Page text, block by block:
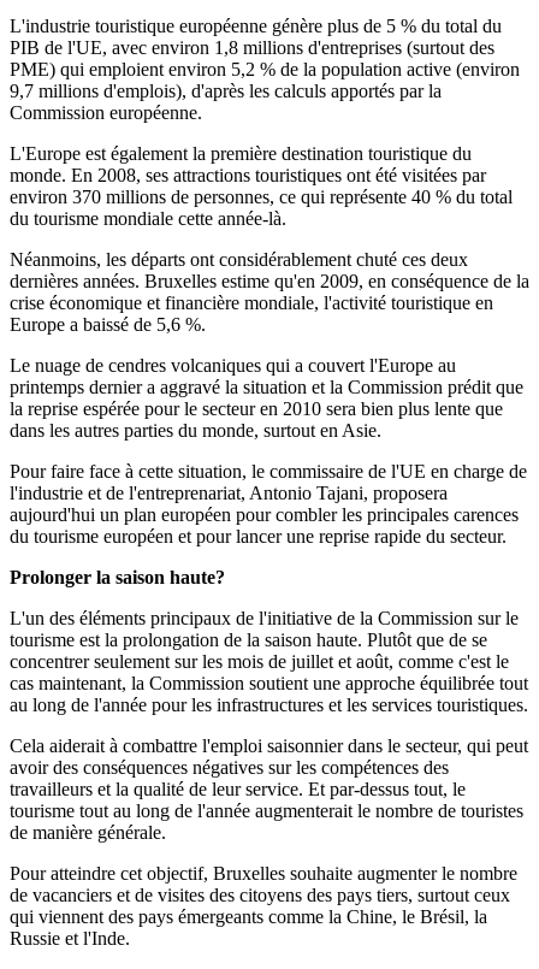
L'industrie touristique européenne génère plus de 5 % du total du
PIB de l'UE, avec environ 1,8 millions d'entreprises (surtout des
PME) qui emploient environ 5,2 % de la population active (environ
9,7 millions d'emplois), d'après les calculs apportés par la
Commission européenne.
L'Europe est également la première destination touristique du
monde. En 2008, ses attractions touristiques ont été visitées par
environ 370 millions de personnes, ce qui représente 40 % du total
du tourisme mondiale cette année-là.
Néanmoins, les départs ont considérablement chuté ces deux
dernières années. Bruxelles estime qu'en 2009, en conséquence de la
crise économique et financière mondiale, l'activité touristique en
Europe a baissé de 5,6 %.
Le nuage de cendres volcaniques qui a couvert l'Europe au
printemps dernier a aggravé la situation et la Commission prédit que
la reprise espérée pour le secteur en 2010 sera bien plus lente que
dans les autres parties du monde, surtout en Asie.
Pour faire face à cette situation, le commissaire de l'UE en charge de
l'industrie et de l'entreprenariat, Antonio Tajani, proposera
aujourd'hui un plan européen pour combler les principales carences
du tourisme européen et pour lancer une reprise rapide du secteur.
Prolonger la saison haute?
L'un des éléments principaux de l'initiative de la Commission sur le
tourisme est la prolongation de la saison haute. Plutôt que de se
concentrer seulement sur les mois de juillet et août, comme c'est le
cas maintenant, la Commission soutient une approche équilibrée tout
au long de l'année pour les infrastructures et les services touristiques.
Cela aiderait à combattre l'emploi saisonnier dans le secteur, qui peut
avoir des conséquences négatives sur les compétences des
travailleurs et la qualité de leur service. Et par-dessus tout, le
tourisme tout au long de l'année augmenterait le nombre de touristes
de manière générale.
Pour atteindre cet objectif, Bruxelles souhaite augmenter le nombre
de vacanciers et de visites des citoyens des pays tiers, surtout ceux
qui viennent des pays émergeants comme la Chine, le Brésil, la
Russie et l'Inde.